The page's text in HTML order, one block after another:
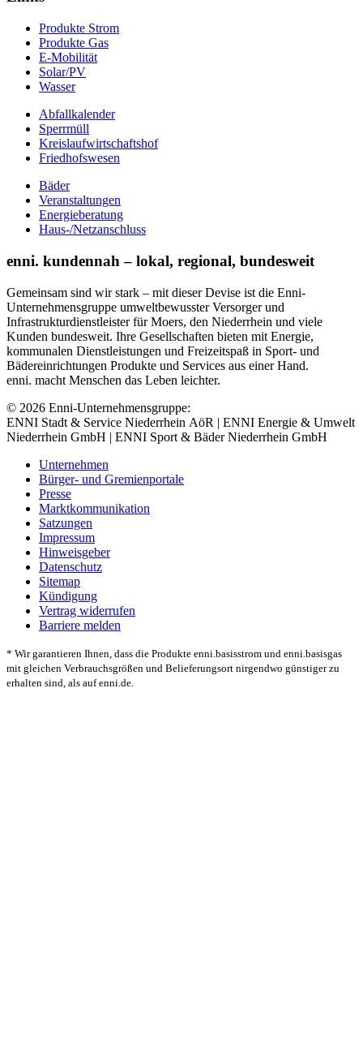
Produkte Strom
Produkte Gas
E-Mobilität
Solar/PV
Wasser
Abfallkalender
Sperrmüll
Kreislaufwirtschaftshof
Friedhofswesen
Bäder
Veranstaltungen
Energieberatung
Haus-/Netzanschluss
enni. kundennah – lokal, regional, bundesweit
Gemeinsam sind wir stark – mit dieser Devise ist die Enni-
Unternehmensgruppe umweltbewusster Versorger und
Infrastrukturdienstleister für Moers, den Niederrhein und viele
Kunden bundesweit. Ihre Gesellschaften bieten mit Energie,
kommunalen Dienstleistungen und Freizeitspaß in Sport- und
Bädereinrichtungen Produkte und Services aus einer Hand.
enni. macht Menschen das Leben leichter.
© 2026 Enni-Unternehmensgruppe:
ENNI Stadt & Service Niederrhein AöR | ENNI Energie & Umwelt
Niederrhein GmbH | ENNI Sport & Bäder Niederrhein GmbH
Unternehmen
Bürger- und Gremienportale
Presse
Marktkommunikation
Satzungen
Impressum
Hinweisgeber
Datenschutz
Sitemap
Kündigung
Vertrag widerrufen
Barriere melden
* Wir garantieren Ihnen, dass die Produkte enni.basisstrom und enni.basisgas
mit gleichen Verbrauchsgrößen und Belieferungsort nirgendwo günstiger zu
erhalten sind, als auf enni.de.